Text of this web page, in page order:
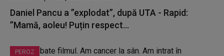
Daniel Pancu a ”explodat”, după UTA - Rapid:
”Mamă, aoleu! Puțin respect...
PEROZ